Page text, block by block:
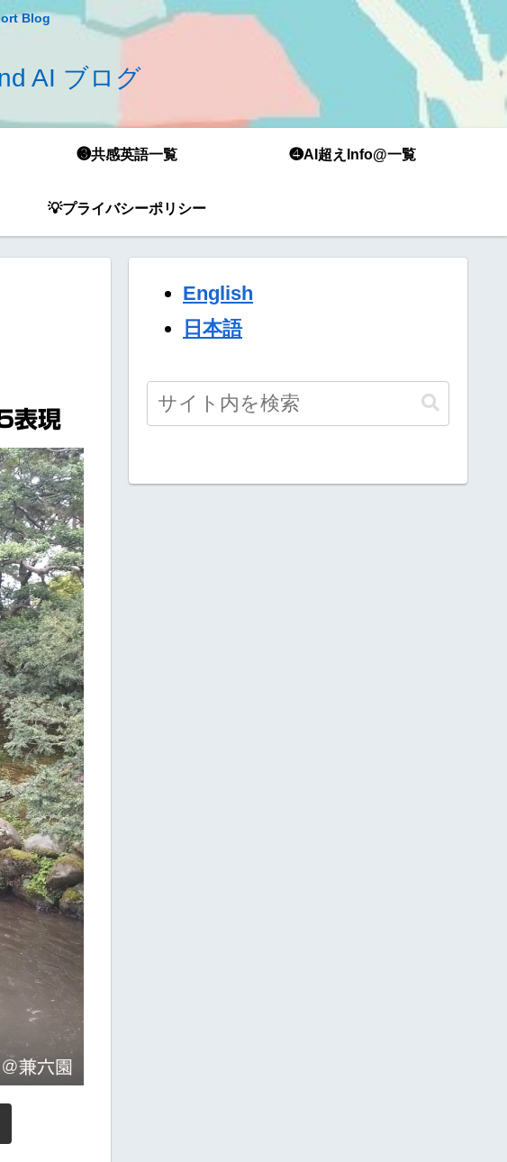
Blog
AI ブログ
❸共感英語一覧 ❹AI超えInfo@一覧
💡プライバシーポリシー
表現
兼六園
English
日本語